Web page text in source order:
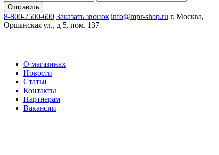
8-800-2500-600 Заказать звонок info@mpr-shop.ru г. Москва,
Оршанская ул., д 5, пом. 137
О магазинах
Новости
Статьи
Контакты
Партнерам
Вакансии